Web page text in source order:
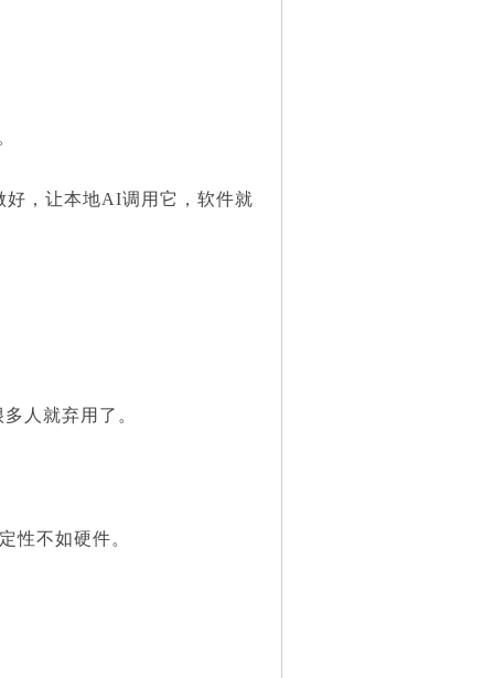
，让本地AI调用它，软件就
人就弃用了。
不如硬件。